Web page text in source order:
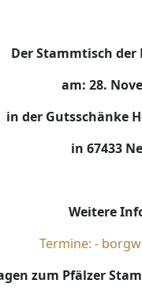
Der Stammtisch
am: 28.
in der Gutsschänke
in 67433
Weitere
Termine: -
zum Pfälzer